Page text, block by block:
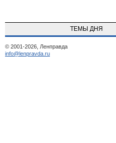
ТЕМЫ ДНЯ
© 2001-2026, Ленправда
info@lenpravda.ru